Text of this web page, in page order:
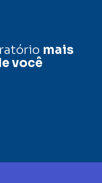
mais
você